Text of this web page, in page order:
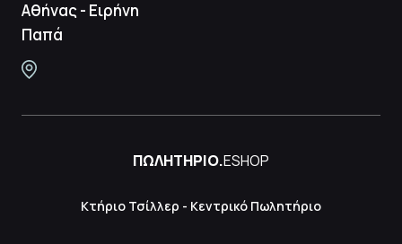
Αθήνας - Ειρήνη
Παπά
ΠΩΛΗΤΗΡΙΟ.ESHOP
Κτήριο Τσίλλερ - Κεντρικό Πωλητήριο